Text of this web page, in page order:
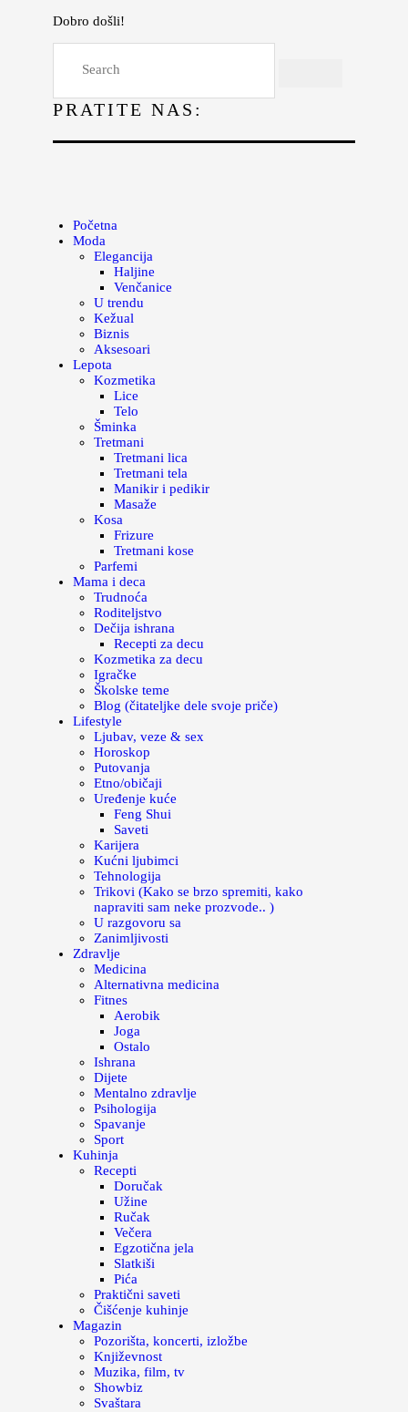
Dobro došli!
PRATITE NAS:
Početna
Moda
Elegancija
Haljine
Venčanice
U trendu
Kežual
Biznis
Aksesoari
Lepota
Kozmetika
Lice
Telo
Šminka
Tretmani
Tretmani lica
Tretmani tela
Manikir i pedikir
Masaže
Kosa
Frizure
Tretmani kose
Parfemi
Mama i deca
Trudnoća
Roditeljstvo
Dečija ishrana
Recepti za decu
Kozmetika za decu
Igračke
Školske teme
Blog (čitateljke dele svoje priče)
Lifestyle
Ljubav, veze & sex
Horoskop
Putovanja
Etno/običaji
Uređenje kuće
Feng Shui
Saveti
Karijera
Kućni ljubimci
Tehnologija
Trikovi (Kako se brzo spremiti, kako
napraviti sam neke prozvode.. )
U razgovoru sa
Zanimljivosti
Zdravlje
Medicina
Alternativna medicina
Fitnes
Aerobik
Joga
Ostalo
Ishrana
Dijete
Mentalno zdravlje
Psihologija
Spavanje
Sport
Kuhinja
Recepti
Doručak
Užine
Ručak
Večera
Egzotična jela
Slatkiši
Pića
Praktični saveti
Čišćenje kuhinje
Magazin
Pozorišta, koncerti, izložbe
Književnost
Muzika, film, tv
Showbiz
Svaštara
Lepota
Kuhinja
Magazin